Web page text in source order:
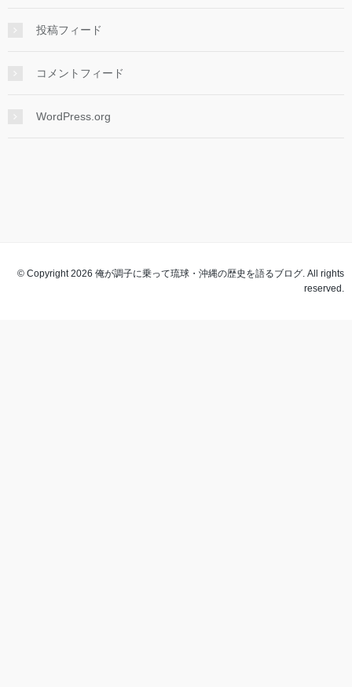
投稿フィード
コメントフィード
WordPress.org
© Copyright 2026 俺が調子に乗って琉球・沖縄の歴史を語るブログ. All rights
reserved.